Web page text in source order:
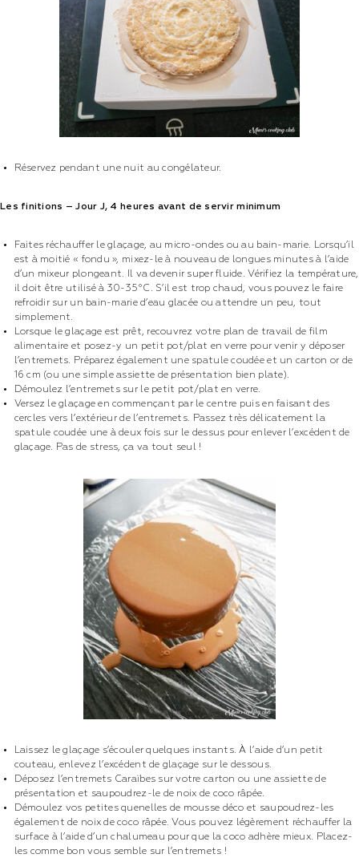
Réservez pendant une nuit au congélateur.
Les finitions – Jour J, 4 heures avant de servir minimum
Faites réchauffer le glaçage, au micro-ondes ou au bain-marie. Lorsqu’il
est à moitié « fondu », mixez-le à nouveau de longues minutes à l’aide
d’un mixeur plongeant. Il va devenir super fluide. Vérifiez la température,
il doit être utilisé à 30-35°C. S’il est trop chaud, vous pouvez le faire
refroidir sur un bain-marie d’eau glacée ou attendre un peu, tout
simplement.
Lorsque le glaçage est prêt, recouvrez votre plan de travail de film
alimentaire et posez-y un petit pot/plat en verre pour venir y déposer
l’entremets. Préparez également une spatule coudée et un carton or de
16 cm (ou une simple assiette de présentation bien plate).
Démoulez l’entremets sur le petit pot/plat en verre.
Versez le glaçage en commençant par le centre puis en faisant des
cercles vers l’extérieur de l’entremets. Passez très délicatement la
spatule coudée une à deux fois sur le dessus pour enlever l’excédent de
glaçage. Pas de stress, ça va tout seul !
Laissez le glaçage s’écouler quelques instants. À l’aide d’un petit
couteau, enlevez l’excédent de glaçage sur le dessous.
Déposez l’entremets Caraïbes sur votre carton ou une assiette de
présentation et saupoudrez-le de noix de coco râpée.
Démoulez vos petites quenelles de mousse déco et saupoudrez-les
également de noix de coco râpée. Vous pouvez légèrement réchauffer la
surface à l’aide d’un chalumeau pour que la coco adhère mieux. Placez-
les comme bon vous semble sur l’entremets !